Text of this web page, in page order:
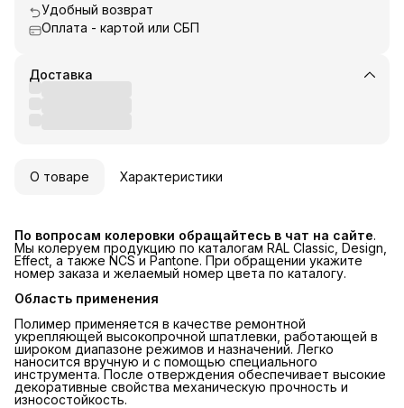
Удобный возврат
Оплата - картой или СБП
Доставка
О товаре Характеристики
По вопросам колеровки обращайтесь в чат на сайте.
Мы колеруем продукцию по каталогам RAL Classic, Design,
Effect, а также NCS и Pantone. При обращении укажите
номер заказа и желаемый номер цвета по каталогу.
Область применения
Полимер применяется в качестве ремонтной
укрепляющей высокопрочной шпатлевки, работающей в
широком диапазоне режимов и назначений. Легко
наносится вручную и с помощью специального
инструмента. После отверждения обеспечивает высокие
декоративные свойства механическую прочность и
износостойкость.